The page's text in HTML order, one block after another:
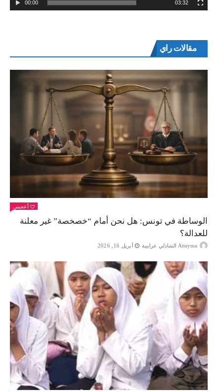
00:00 03:32
مقالات راي
أعجبني
الوساطة في تونس: هل نحن أمام “خصخصة” غير معلنة
للعدالة؟
Attayma الشاذلي عرايبية أبريل 16, 2026